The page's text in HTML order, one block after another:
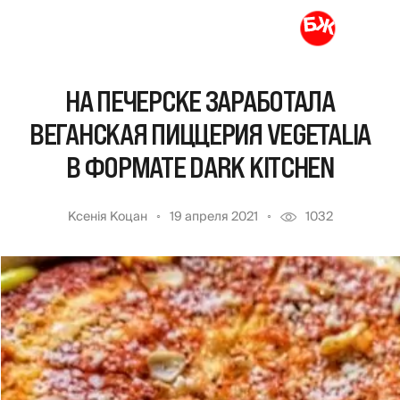
НА ПЕЧЕРСКЕ ЗАРАБОТАЛА
ВЕГАНСКАЯ ПИЦЦЕРИЯ VEGETALIA
В ФОРМАТЕ DARK KITCHEN
Ксенія Коцан 19 апреля 2021 1032